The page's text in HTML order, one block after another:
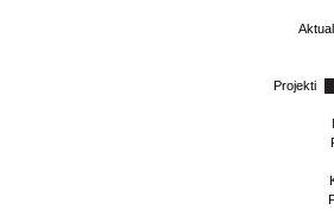
Projekti